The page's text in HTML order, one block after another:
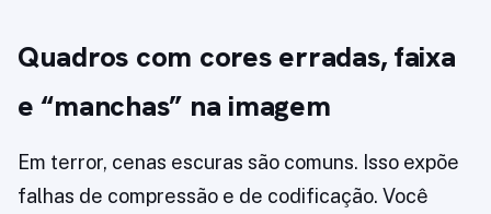
Quadros com cores erradas, faixa
e “manchas” na imagem
Em terror, cenas escuras são comuns. Isso expõe
falhas de compressão e de codificação. Você